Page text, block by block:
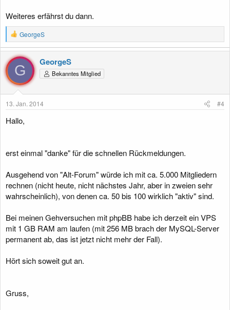
Weiteres erfährst du dann.
R
e
a
k
t
i
o
n
n
GeorgeS
G
GeorgeS
Bekanntes Mitglied
13. Jan. 2014 #4
Hallo,
erst einmal "danke" für die schnellen Rückmeldungen.
Ausgehend von "Alt-Forum" würde ich mit ca. 5.000 Mitgliedern
rechnen (nicht heute, nicht nächstes Jahr, aber in zweien sehr
wahrscheinlich), von denen ca. 50 bis 100 wirklich "aktiv" sind.
Bei meinen Gehversuchen mit phpBB habe ich derzeit ein VPS
mit 1 GB RAM am laufen (mit 256 MB brach der MySQL-Server
permanent ab, das ist jetzt nicht mehr der Fall).
Hört sich soweit gut an.
Gruss,